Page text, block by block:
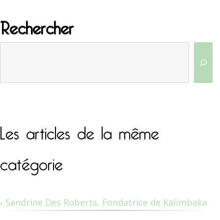
Rechercher
Les articles de la même
catégorie
Sandrine Des Roberts, Fondatrice de Kalimbaka